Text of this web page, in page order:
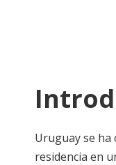
Uruguay se ha
residencia en